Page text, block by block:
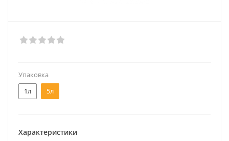
Упаковка
1л
5л
Характеристики